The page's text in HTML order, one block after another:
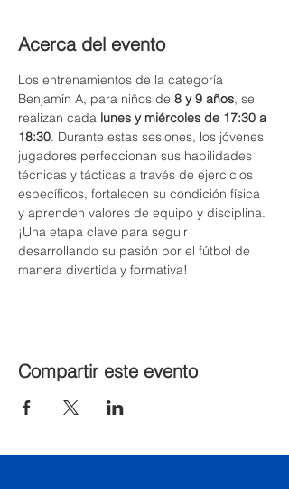
Acerca del evento
Los entrenamientos de la categoría
Benjamín A, para niños de 8 y 9 años, se
realizan cada lunes y miércoles de 17:30 a
18:30. Durante estas sesiones, los jóvenes
jugadores perfeccionan sus habilidades
técnicas y tácticas a través de ejercicios
específicos, fortalecen su condición física
y aprenden valores de equipo y disciplina.
¡Una etapa clave para seguir
desarrollando su pasión por el fútbol de
manera divertida y formativa!
Compartir este evento